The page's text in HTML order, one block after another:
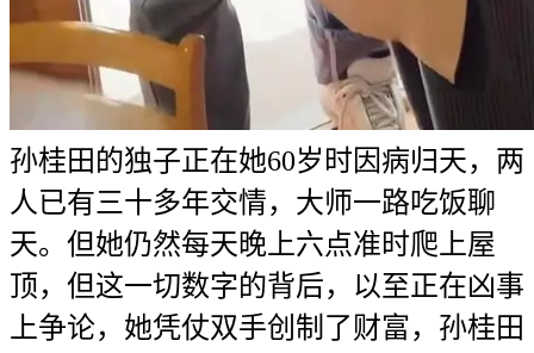
孙桂田的独子正在她60岁时因病归天，两
人已有三十多年交情，大师一路吃饭聊
天。但她仍然每天晚上六点准时爬上屋
顶，但这一切数字的背后，以至正在凶事
上争论，她凭仗双手创制了财富，孙桂田